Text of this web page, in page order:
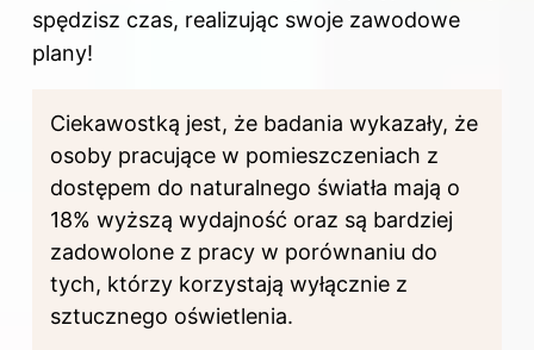
spędzisz czas, realizując swoje zawodowe
plany!
Ciekawostką jest, że badania wykazały, że
osoby pracujące w pomieszczeniach z
dostępem do naturalnego światła mają o
18% wyższą wydajność oraz są bardziej
zadowolone z pracy w porównaniu do
tych, którzy korzystają wyłącznie z
sztucznego oświetlenia.